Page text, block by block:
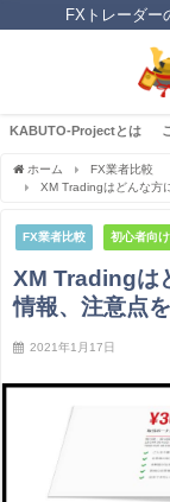
FXトレーダー
KABUTO-Projectとは
ホーム
FX業者比較
XM Tradingはどんな方
FX業者比較 初心者向け
XM Tradingは
情報、注意点
2021年1月17日